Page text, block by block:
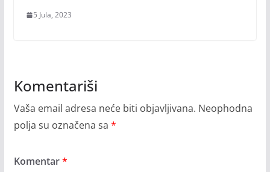
5 Jula, 2023
Komentariši
Vaša email adresa neće biti objavljivana. Neophodna
polja su označena sa *
Komentar*